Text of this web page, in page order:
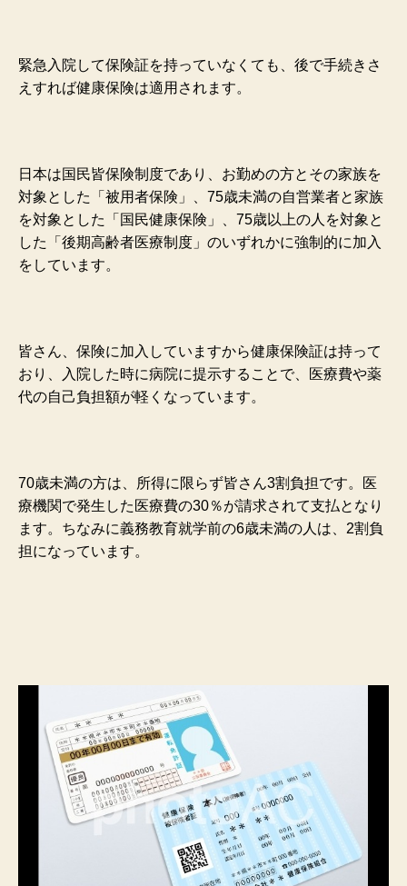
緊急入院して保険証を持っていなくても、後で手続きさ
えすれば健康保険は適用されます。
日本は国民皆保険制度であり、 お勤めの方とその家族を
対象とした「被用者保険」、75歳未満の自営業者と家族
を対象とした「国民健康保険」、75歳以上の人を対象と
した「後期高齢者医療制度」のいずれかに強制的に加入
をしています。
皆さん、保険に加入していますから健康保険証は持って
おり、入院した時に病院に提示することで、医療費や薬
代の自己負担額が軽くなっています。
70歳未満の方は、所得に限らず皆さん3割負担です。医
療機関で発生した医療費の30％が請求されて支払となり
ます。 ちなみに義務教育就学前の6歳未満の人は、2割負
担になっています。